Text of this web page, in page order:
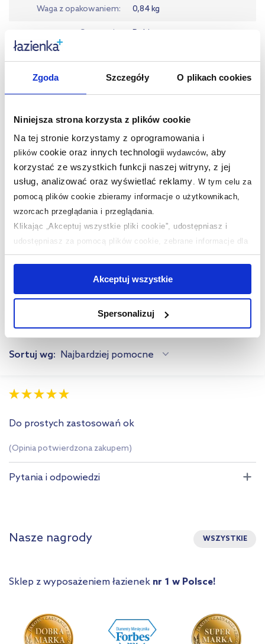
Zgoda Szczegóły O plikach cookies
Niniejsza strona korzysta z plików cookie
Na tej stronie korzystamy z oprogramowania i
plikówcookie oraz innych technologii wydawców, aby
korzystać ze wszystkich funkcji naszej witryny, z jej
usług, analizować oraz wyświetlać reklamy. W tym celu za
pomocą plików cookie zbieramy informacje o użytkownikach,
wzorcach przeglądania i przeglądania.
Klikając „Akceptuj wszystkie pliki cookie”, udostępniasz i
udostępniasz za pomocą plików cookie, zebrane informacje dla
użytkowników zewnętrznych, a także nasi partnerzy reklamowi.
jednak, że zablokowane niektóre pliki cookie mogą mieć wpływ
na sposób dostarczania treści niedostosowanych do potrzeb
kliknij „Ustawienia plików cookie”.Jeśli chcesz uzyskać więcej
przejdź do zakładek „Informacje o plikach cookie”.
Akceptuj wszystkie
Spersonalizuj
Waga z opakowaniem 0,84 kg
Gwarancja Pobierz
Warto dokupić:
Kupowane z tym produktem:
Opinie o produkcie (1)
5,0/5
0.0 / 5 Funkcjonalność
/
Jakość wykonania
0.0 / 5 Wygląd
Jak działają oceny i opinie?
Sortuj wg: Najbardziej pomocne
Do prostych zastosowań ok
(Opinia potwierdzona zakupem)
Pytania i odpowiedzi
Nasze nagrody WSZYSTKIE
Sklep z wyposażeniem łazienek nr 1 w Polsce!